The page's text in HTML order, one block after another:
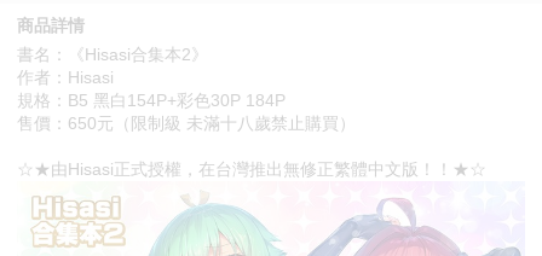
商品詳情
書名：《Hisasi合集本2》
作者：Hisasi
規格：B5 黑白154P+彩色30P 184P
售價：650元（限制級 未滿十八歲禁止購買）
☆★由Hisasi正式授權，在台灣推出無修正繁體中文版！！★☆